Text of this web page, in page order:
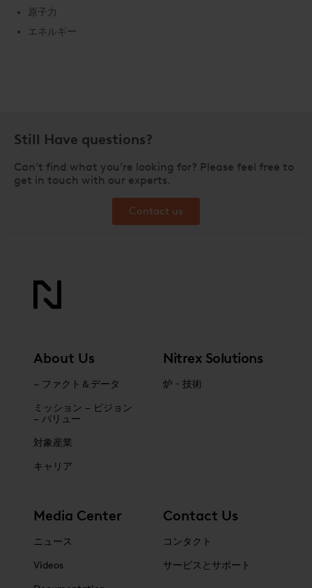
原子力
エネルギー
Still Have questions?
Can’t find what you’re looking for? Please feel free to
get in touch with our experts.
Contact us
About Us
– ファクト＆データ
ミッション – ビジョン
– バリュー
対象産業
キャリア
Nitrex Solutions
炉・技術
Media Center
ニュース
Videos
Contact Us
コンタクト
サービスとサポート